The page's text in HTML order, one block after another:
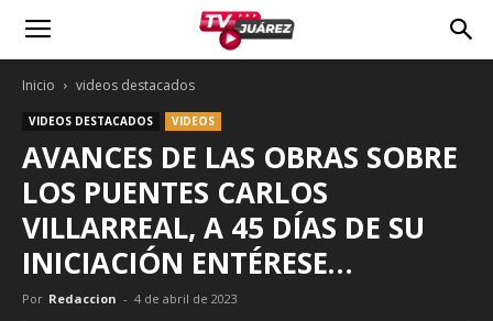
Inicio videos destacados
VIDEOS DESTACADOS VIDEOS
AVANCES DE LAS OBRAS SOBRE
LOS PUENTES CARLOS
VILLARREAL, A 45 DÍAS DE SU
INICIACIÓN ENTÉRESE…
Por Redaccion - 4 de abril de 2023